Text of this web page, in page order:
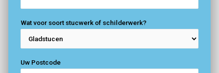
Wat voor soort stucwerk of schilderwerk?
Uw Postcode